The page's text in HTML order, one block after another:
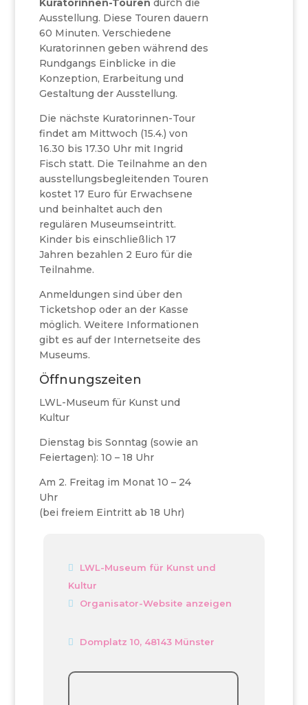
Kuratorinnen-Touren durch die
Ausstellung. Diese Touren dauern
60 Minuten. Verschiedene
Kuratorinnen geben während des
Rundgangs Einblicke in die
Konzeption, Erarbeitung und
Gestaltung der Ausstellung.
Die nächste Kuratorinnen-Tour
findet am Mittwoch (15.4.) von
16.30 bis 17.30 Uhr mit Ingrid
Fisch statt. Die Teilnahme an den
ausstellungsbegleitenden Touren
kostet 17 Euro für Erwachsene
und beinhaltet auch den
regulären Museumseintritt.
Kinder bis einschließlich 17
Jahren bezahlen 2 Euro für die
Teilnahme.
Anmeldungen sind über den
Ticketshop oder an der Kasse
möglich. Weitere Informationen
gibt es auf der Internetseite des
Museums.
Öffnungszeiten
LWL-Museum für Kunst und
Kultur
Dienstag bis Sonntag (sowie an
Feiertagen): 10 – 18 Uhr
Am 2. Freitag im Monat 10 – 24
Uhr
(bei freiem Eintritt ab 18 Uhr)
LWL-Museum für Kunst und
Kultur
Organisator-Website anzeigen
Domplatz 10, 48143 Münster